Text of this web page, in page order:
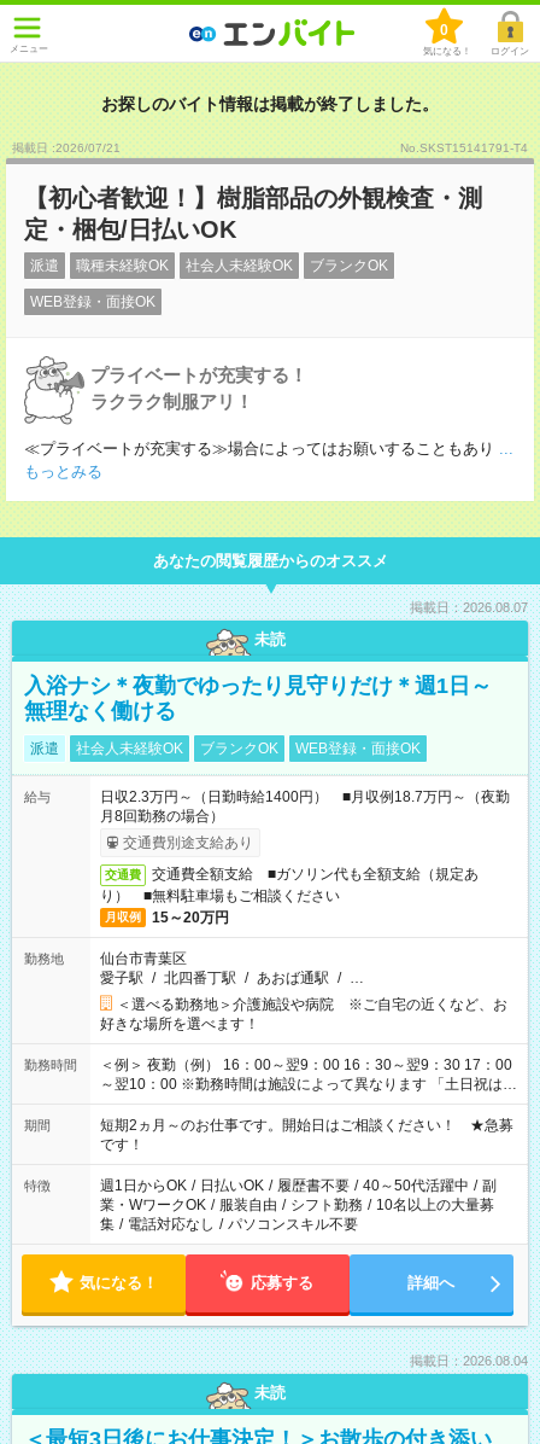
メニュー
0
気になる！ ログイン
お探しのバイト情報は掲載が終了しました。
掲載日 :2026/07/21 No.SKST15141791-T4
【初心者歓迎！】樹脂部品の外観検査・測
定・梱包/日払いOK
派遣 職種未経験OK 社会人未経験OK ブランクOK
WEB登録・面接OK
プライベートが充実する！
ラクラク制服アリ！
≪プライベートが充実する≫場合によってはお願いすることもあり ...
もっとみる
あなたの閲覧履歴からのオススメ
掲載日：2026.08.07
未読
入浴ナシ＊夜勤でゆったり見守りだけ＊週1日～
無理なく働ける
派遣 社会人未経験OK ブランクOK WEB登録・面接OK
給与
日収2.3万円～（日勤時給1400円） ■月収例18.7万円～（夜勤
月8回勤務の場合）
交通費別途支給あり
交通費
交通費全額支給 ■ガソリン代も全額支給（規定あ
り） ■無料駐車場もご相談ください
月収例 15～20万円
勤務地
仙台市青葉区
愛子駅 / 北四番丁駅 / あおば通駅 / …
＜選べる勤務地＞介護施設や病院 ※ご自宅の近くなど、お
好きな場所を選べます！
勤務時間
＜例＞ 夜勤（例） 16：00～翌9：00 16：30～翌9：30 17：00
～翌10：00 ※勤務時間は施設によって異なります 「土日祝は休
みたい」 「しっかり稼ぎたい」 「もう少し遅い時間から始めた
い」など ご希望にあったお仕事をご案内いたします。 ※未経験
の方の場合は1～2ヶ月間は日中での仕事を経験いただき、 お
仕事に慣れてからの夜勤になります。 ★家庭の都合でお休みが
必要な場合も遠慮なくご相談ください。
期間
短期2ヵ月～のお仕事です。開始日はご相談ください！ ★急募
です！
特徴 週1日からOK / 日払いOK / 履歴書不要 / 40～50代活躍中 / 副
業・WワークOK / 服装自由 / シフト勤務 / 10名以上の大量募
集 / 電話対応なし / パソコンスキル不要
気になる！ 応募する 詳細へ
掲載日：2026.08.04
未読
＜最短3日後にお仕事決定！＞お散歩の付き添い